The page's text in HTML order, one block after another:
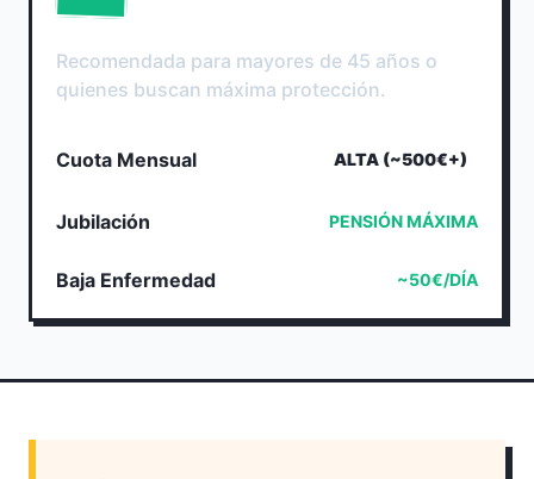
Recomendada para mayores de 45 años o
quienes buscan máxima protección.
Cuota Mensual ALTA (~500€+)
Jubilación PENSIÓN MÁXIMA
Baja Enfermedad ~50€/DÍA